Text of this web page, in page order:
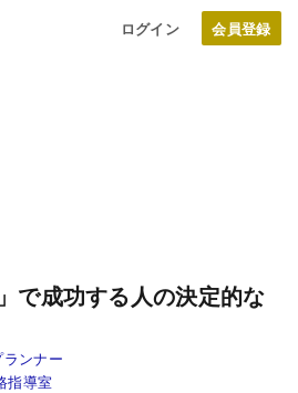
ログイン
で成功する人の決定的な
ンナー
指導室